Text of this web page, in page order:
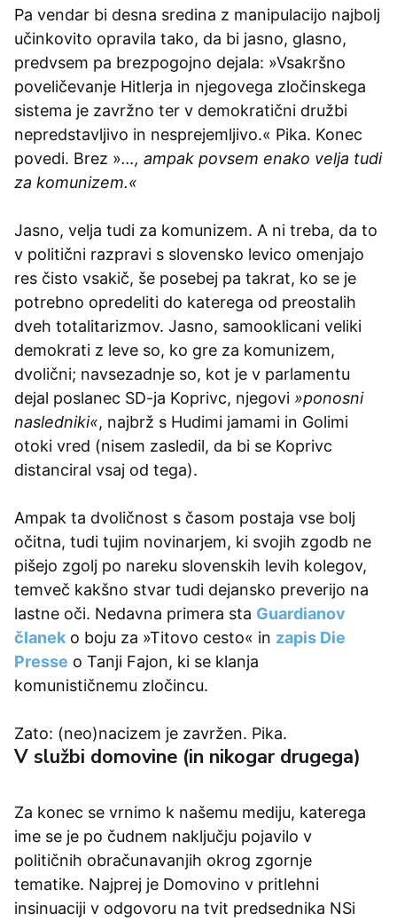
Pa vendar bi desna sredina z manipulacijo najbolj
učinkovito opravila tako, da bi jasno, glasno,
predvsem pa brezpogojno dejala: »Vsakršno
poveličevanje Hitlerja in njegovega zločinskega
sistema je zavržno ter v demokratični družbi
nepredstavljivo in nesprejemljivo.« Pika. Konec
povedi. Brez »…, ampak povsem enako velja tudi
za komunizem.«
Jasno, velja tudi za komunizem. A ni treba, da to
v politični razpravi s slovensko levico omenjajo
res čisto vsakič, še posebej pa takrat, ko se je
potrebno opredeliti do katerega od preostalih
dveh totalitarizmov. Jasno, samooklicani veliki
demokrati z leve so, ko gre za komunizem,
dvolični; navsezadnje so, kot je v parlamentu
dejal poslanec SD-ja Koprivc, njegovi »ponosni
nasledniki«, najbrž s Hudimi jamami in Golimi
otoki vred (nisem zasledil, da bi se Koprivc
distanciral vsaj od tega).
Ampak ta dvoličnost s časom postaja vse bolj
očitna, tudi tujim novinarjem, ki svojih zgodb ne
pišejo zgolj po nareku slovenskih levih kolegov,
temveč kakšno stvar tudi dejansko preverijo na
lastne oči. Nedavna primera sta Guardianov
članek o boju za »Titovo cesto« in zapis Die
Presse o Tanji Fajon, ki se klanja
komunističnemu zločincu.
Zato: (neo)nacizem je zavržen. Pika.
V službi domovine (in nikogar drugega)
Za konec se vrnimo k našemu mediju, katerega
ime se je po čudnem naključju pojavilo v
političnih obračunavanjih okrog zgornje
tematike. Najprej je Domovino v pritlehni
insinuaciji v odgovoru na tvit predsednika NSi